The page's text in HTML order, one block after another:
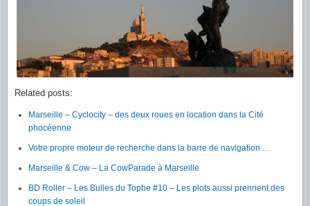
Related posts:
Marseille – Cyclocity – des deux roues en location dans la Cité
phocéenne
Votre propre moteur de recherche dans la barre de navigation …
Marseille & Cow – La CowParade à Marseille
BD Roller – Les Bulles du Tophe #10 – Les plots aussi prennent des
coups de soleil